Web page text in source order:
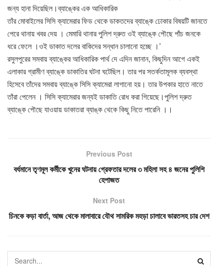
জন্য হানা দিয়েছিল।ব্যাঙ্কের এক আধিকারিক
তাঁর মোবাইলের সিসি ক্যামেরার ফিড থেকে ডাকতদের ব্যাঙ্কে ঢোকার বিষয়টি জানতে
পেরে থানায় খবর দেয় । মেমারি থানার পুলিশ দ্রুত ওই ব্যাঙ্কে পৌছে পাঁচ জনকে
ধরে ফেলে ।ওই ডাকাত দলের বাকিদের সন্ধান চালানো হচ্ছে ।’
রসুলপুরের সমবায় ব্যাঙ্কের আধিকারিক পার্থ দে এদিন জানান, কিছুদিন আগে একই
এলাকার গ্রামীণ ব্যাঙ্কে ডাকাতির ঘটনা ঘটেছিল। তার পর সতর্কতামূলক ব্যবস্থা
হিসেবে তাঁদের সমবায় ব্যাঙ্কে সিসি ক্যামেরা লাগানো হয়। তার উপকার হাতে নাতে
তাঁরা পেলেন । সিসি ক্যামেরার জন্যই ডাকাতি রোধ করা গিয়েছে।পুলিশ দ্রুত
ব্যাঙ্কে পৌছে যাওয়ায় ডাকাতরা ব্যাঙ্ক থেকে কিছু নিতে পারেনি ।।
Previous Post
বর্ধমানে তৃণমূল কর্মীকে খুনের ঘটনায় গ্রেফতার দলের ৩ মহিলা সহ ৪ জনের পুলিশি
হেপাজত
Next Post
চিনকে কড়া বার্তা, আজ থেকে মালাবারে যৌথ সামরিক মহড়া চালাবে ভারতসহ চার দেশ